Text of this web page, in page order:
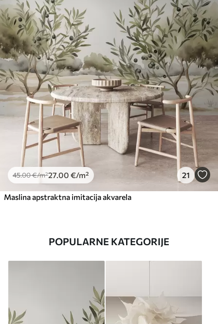
45.00€/m²27 .00 €/m² 21
Maslina apstraktna imitacija akvarela
POPULARNE KATEGORIJE